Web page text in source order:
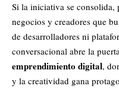
Si la iniciativa se consolida,
negocios y creadores que
de desarrolladores ni
conversacional abre la
emprendimiento digital,
y la creatividad gana